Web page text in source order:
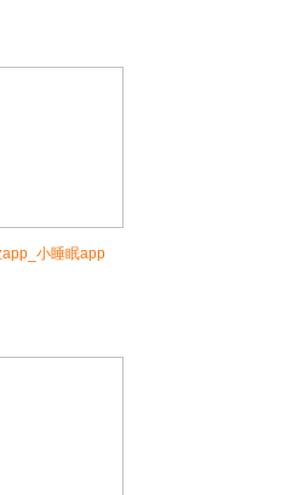
小睡眠app